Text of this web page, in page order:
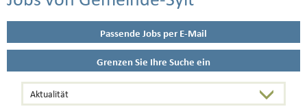
Passende Jobs per E-Mail
Grenzen Sie Ihre Suche ein